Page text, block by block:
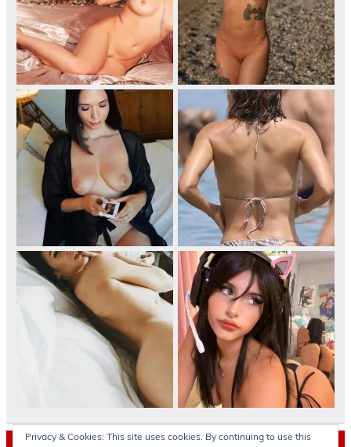
Privacy & Cookies: This site uses cookies. By continuing to use this